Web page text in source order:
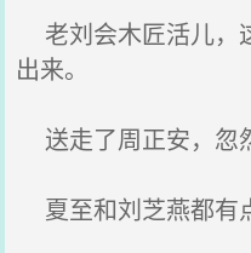
老刘会木匠活儿，
出来。
送走了周正安，忽
夏至和刘芝燕都有